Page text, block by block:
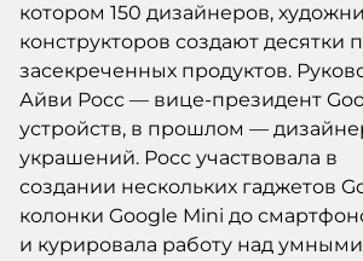
котором 150 дизайнеров,
конструкторов создают десятки
засекреченных продуктов.
Айви Росс — вице-президент
устройств, в прошлом —
украшений. Росс участвовала в
создании нескольких гаджетов
колонки Google Mini до
и курировала работу над